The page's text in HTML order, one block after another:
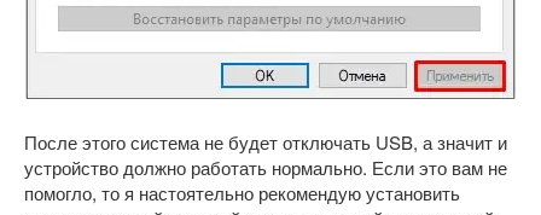
После этого система не будет отключать USB, а значит и
устройство должно работать нормально. Если это вам не
помогло, то я настоятельно рекомендую установить